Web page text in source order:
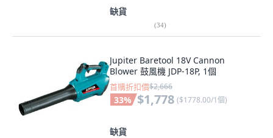
缺貨
(34)
Jupiter Baretool 18V Cannon
Blower 鼓風機 JDP-18P, 1個
首購折扣價$2,666
33% $1,778 ($1778.00/1個)
缺貨